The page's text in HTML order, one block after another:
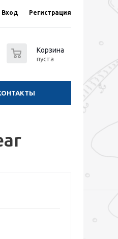
Вход Регистрация
Корзина
пуста